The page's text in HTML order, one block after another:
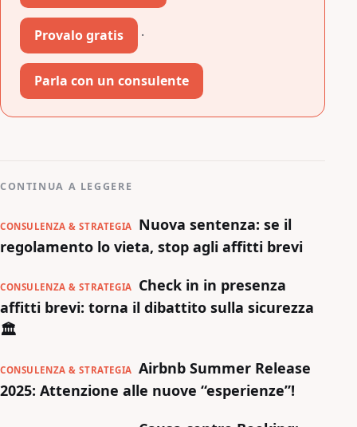
Provalo gratis ·
Parla con un consulente
CONTINUA A LEGGERE
CONSULENZA & STRATEGIA
Nuova sentenza: se il
regolamento lo vieta, stop agli affitti brevi
CONSULENZA & STRATEGIA
Check in in presenza
affitti brevi: torna il dibattito sulla sicurezza
🏛️
CONSULENZA & STRATEGIA Airbnb Summer Release
2025: Attenzione alle nuove “esperienze”!